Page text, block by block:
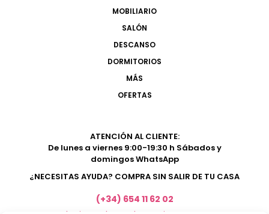
MOBILIARIO
SALÓN
DESCANSO
DORMITORIOS
MÁS
OFERTAS
ATENCIÓN AL CLIENTE:
De lunes a viernes 9:00-19:30 h Sábados y
domingos WhatsApp
¿NECESITAS AYUDA? COMPRA SIN SALIR DE TU CASA
(+34) 654 11 62 02